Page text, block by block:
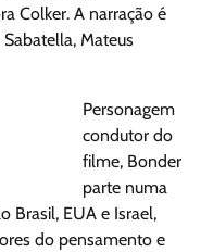
Colker. A narração é
Mateus
Personagem
condutor do
filme, Bonder
parte numa
Brasil, EUA e Israel,
do pensamento e